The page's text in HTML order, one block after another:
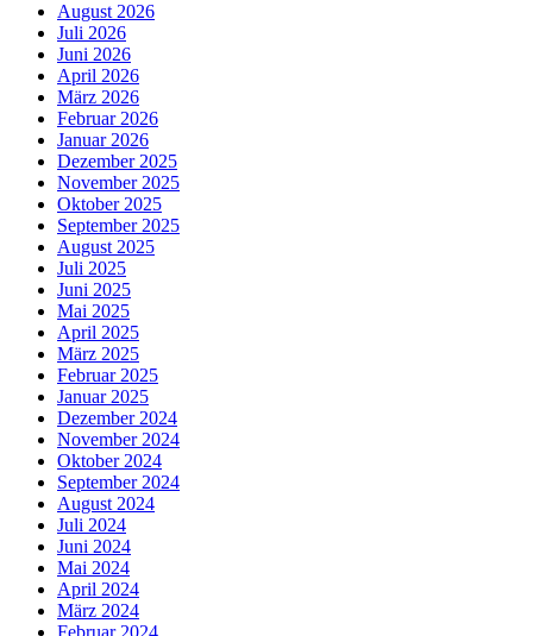
August 2026
Juli 2026
Juni 2026
April 2026
März 2026
Februar 2026
Januar 2026
Dezember 2025
November 2025
Oktober 2025
September 2025
August 2025
Juli 2025
Juni 2025
Mai 2025
April 2025
März 2025
Februar 2025
Januar 2025
Dezember 2024
November 2024
Oktober 2024
September 2024
August 2024
Juli 2024
Juni 2024
Mai 2024
April 2024
März 2024
Februar 2024